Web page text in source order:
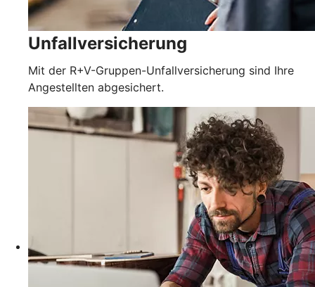
Unfallversicherung
Mit der R+V-Gruppen-Unfallversicherung sind Ihre
Angestellten abgesichert.